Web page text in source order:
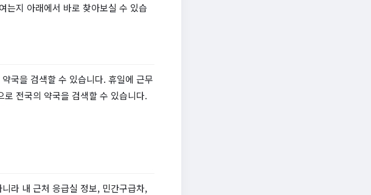
는지 아래에서 바로 찾아보실 수 있습
국을 검색할 수 있습니다. 휴일에 근무
전국의 약국을 검색할 수 있습니다.
라 내 근처 응급실 정보, 민간구급차,